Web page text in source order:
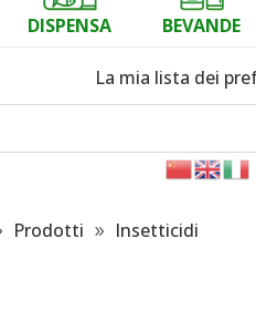
DISPENSA BEVANDE
La mia lista dei
Prodotti Insetticidi